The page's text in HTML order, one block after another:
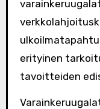
erityinen
tavoitteiden